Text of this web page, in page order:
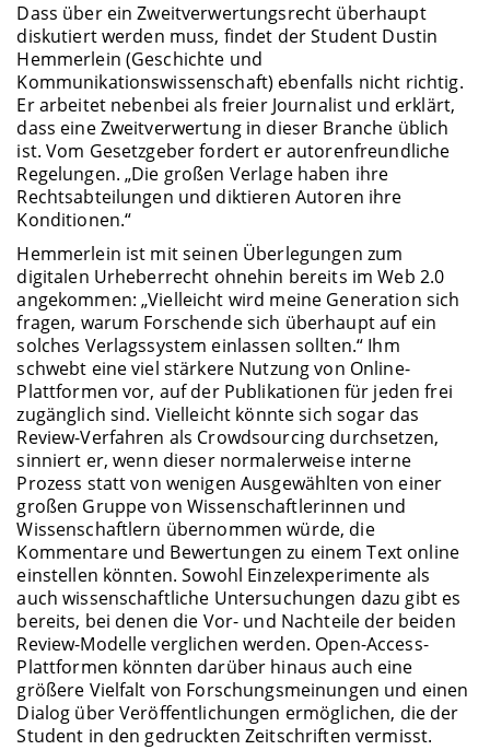
Dass über ein Zweitverwertungsrecht überhaupt
diskutiert werden muss, findet der Student Dustin
Hemmerlein (Geschichte und
Kommunikationswissenschaft) ebenfalls nicht richtig.
Er arbeitet nebenbei als freier Journalist und erklärt,
dass eine Zweitverwertung in dieser Branche üblich
ist. Vom Gesetzgeber fordert er autorenfreundliche
Regelungen. „Die großen Verlage haben ihre
Rechtsabteilungen und diktieren Autoren ihre
Konditionen.“
Hemmerlein ist mit seinen Überlegungen zum
digitalen Urheberrecht ohnehin bereits im Web 2.0
angekommen: „Vielleicht wird meine Generation sich
fragen, warum Forschende sich überhaupt auf ein
solches Verlagssystem einlassen sollten.“ Ihm
schwebt eine viel stärkere Nutzung von Online-
Plattformen vor, auf der Publikationen für jeden frei
zugänglich sind. Vielleicht könnte sich sogar das
Review-Verfahren als Crowdsourcing durchsetzen,
sinniert er, wenn dieser normalerweise interne
Prozess statt von wenigen Ausgewählten von einer
großen Gruppe von Wissenschaftlerinnen und
Wissenschaftlern übernommen würde, die
Kommentare und Bewertungen zu einem Text online
einstellen könnten. Sowohl Einzelexperimente als
auch wissenschaftliche Untersuchungen dazu gibt es
bereits, bei denen die Vor- und Nachteile der beiden
Review-Modelle verglichen werden. Open-Access-
Plattformen könnten darüber hinaus auch eine
größere Vielfalt von Forschungsmeinungen und einen
Dialog über Veröffentlichungen ermöglichen, die der
Student in den gedruckten Zeitschriften vermisst.